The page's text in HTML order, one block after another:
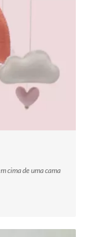
cima de uma cama